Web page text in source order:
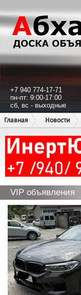
+7 940 774-17-71
пн-пт: 9:00-17:00
сб, вс - выходные
Главная
Новости
VIP объявления